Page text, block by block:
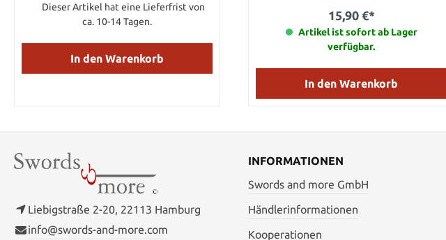
Dieser Artikel hat eine Lieferfrist von
ca. 10-14 Tagen.
In den Warenkorb
Befestigungsschrauben geliefert. Mit
Plastik überzogenem Haken, um
Beschädigungen am Saya-Finish zu
wurde dieser Hanger entworfen um die
Aufmerksamkeit auf das Ausstellungsstück
Hergestellt von Hanwei.
15,90 €*
Artikel ist sofort ab Lager
verfügbar.
In den Warenkorb
Liebigstraße 2-20, 22113 Hamburg
info@swords-and-more.com
INFORMATIONEN
Swords and more GmbH
Händlerinformationen
Kooperationen